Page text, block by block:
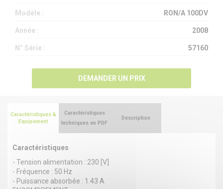
Modèle : RON/A 100DV
Année : 2008
N° Série : 57160
DEMANDER UN PRIX
Caractéristiques &
Equipement
Caractéristiques
- Tension alimentation : 230 [V]
- Fréquence : 50 Hz
- Puissance absorbée : 1.43 A
Caractéristiques
techniques en PDF
Description